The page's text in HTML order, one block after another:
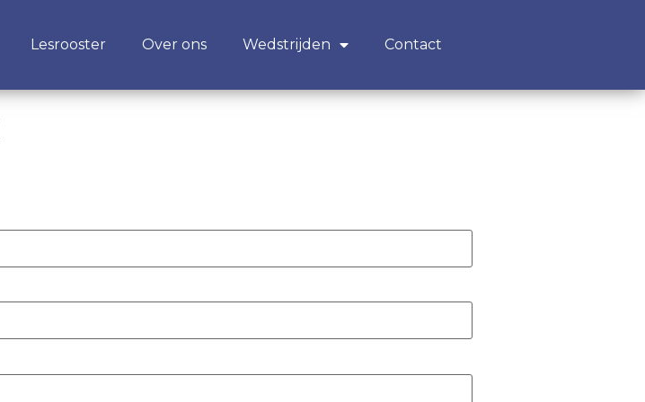
Lesrooster Over ons Wedstrijden Contact